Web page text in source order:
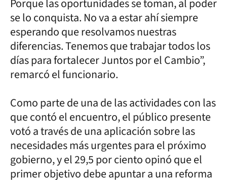
Porque las oportunidades se toman, al poder
se lo conquista. No va a estar ahí siempre
esperando que resolvamos nuestras
diferencias. Tenemos que trabajar todos los
días para fortalecer Juntos por el Cambio”,
remarcó el funcionario.
Como parte de una de las actividades con las
que contó el encuentro, el público presente
votó a través de una aplicación sobre las
necesidades más urgentes para el próximo
gobierno, y el 29,5 por ciento opinó que el
primer objetivo debe apuntar a una reforma